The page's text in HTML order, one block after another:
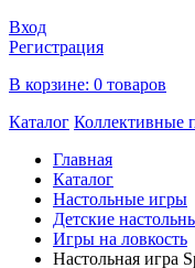
Вход
Регистрация
В корзине: 0 товаров
Каталог Коллективные
Главная
Каталог
Настольные игры
Детские
Игры на ловкость
Настольная игра